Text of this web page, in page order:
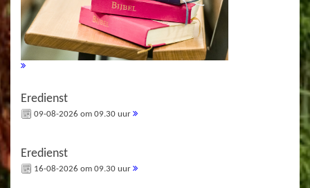
Eredienst
09-08-2026 om 09.30 uur
Eredienst
16-08-2026 om 09.30 uur